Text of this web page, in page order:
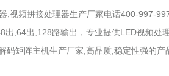
,视频拼接处理器生产厂家电话400-997-
出,64出,128路输出，专业提供LED视频处
码矩阵主机生产厂家,高品质,稳定性强的产